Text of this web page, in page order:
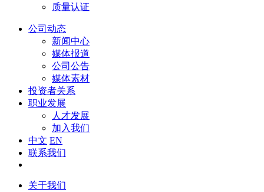
质量认证
公司动态
新闻中心
媒体报道
公司公告
媒体素材
投资者关系
职业发展
人才发展
加入我们
中文 EN
联系我们
关于我们